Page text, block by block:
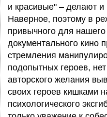
и красивые" – делают и
Наверное, поэтому в
привычного для
документального кино
стремления
подопытных героев,
авторского желания
своих героев кишками
психологического